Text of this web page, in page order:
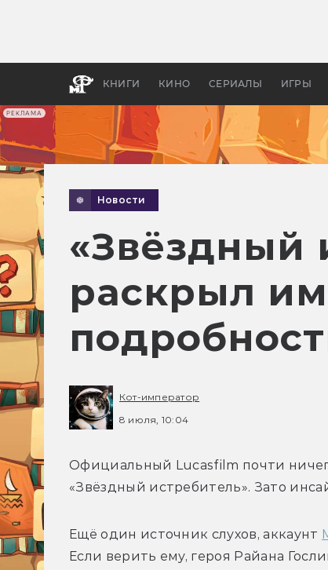
РЕКЛАМА
КНИГИ КИНО СЕРИАЛЫ ИГРЫ
Новости
«Звёздный
раскрыл
Кот-император
8 июля, 10:04
Официальный Lucasfilm почти
Ещё один источник слухов, аккаунт
Если верить ему, героя Райана